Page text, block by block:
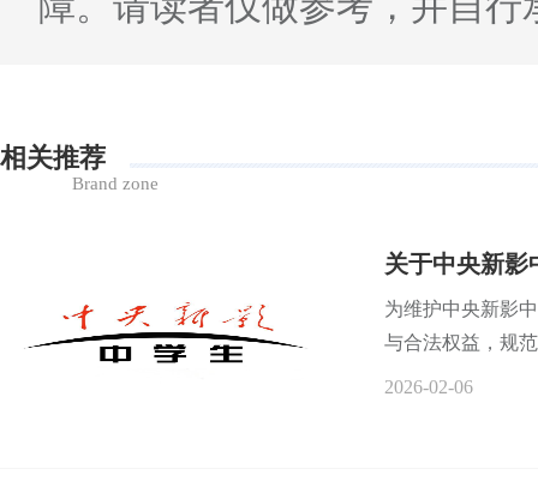
相关推荐
Brand zone
关于中央新影
为维护中央新影
与合法权益，规
2026-02-06